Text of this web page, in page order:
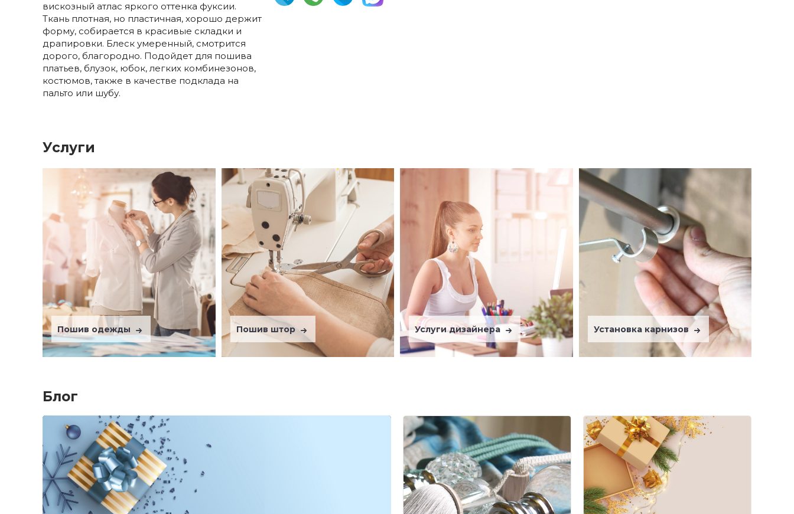
вискозный атлас яркого оттенка фуксии.
Ткань плотная, но пластичная, хорошо держит
форму, собирается в красивые складки и
драпировки. Блеск умеренный, смотрится
дорого, благородно. Подойдет для пошива
платьев, блузок, юбок, легких комбинезонов,
костюмов, также в качестве подклада на
пальто или шубу.
Услуги
Пошив одежды Пошив штор Услуги дизайнера Установка карнизов
Блог